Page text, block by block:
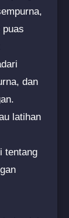
dan
latihan
tentang